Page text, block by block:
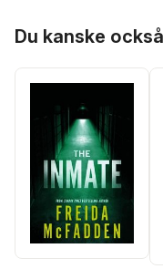
Du kanske